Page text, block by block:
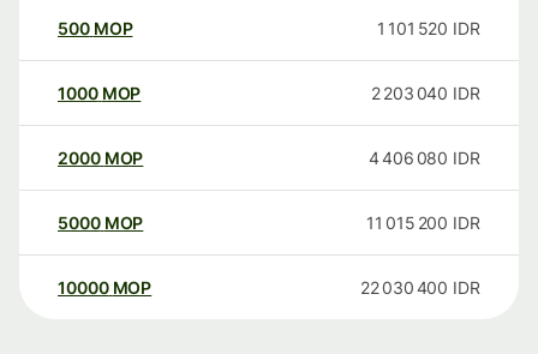
500 MOP 1 101 520 IDR
1000 MOP 2 203 040 IDR
2000 MOP 4 406 080 IDR
5000 MOP 11 015 200 IDR
10000 MOP 22 030 400 IDR